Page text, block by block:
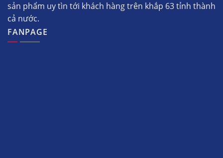
sản phẩm uy tìn tới khách hàng trên khắp 63 tỉnh thành
cả nước.
FANPAGE